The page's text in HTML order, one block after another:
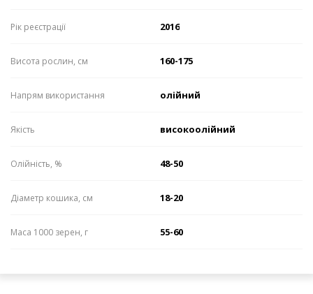
Рік реєстрації 2016
Висота рослин, см 160-175
Напрям використання олійний
Якість високоолійний
Олійність, % 48-50
Діаметр кошика, см 18-20
Маса 1000 зерен, г 55-60